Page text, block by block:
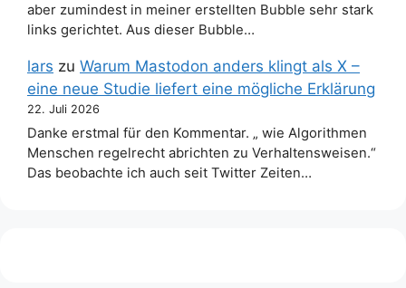
aber zumindest in meiner erstellten Bubble sehr stark
links gerichtet. Aus dieser Bubble…
lars zu Warum Mastodon anders klingt als X –
eine neue Studie liefert eine mögliche Erklärung
22. Juli 2026
Danke erstmal für den Kommentar. „ wie Algorithmen
Menschen regelrecht abrichten zu Verhaltensweisen.“
Das beobachte ich auch seit Twitter Zeiten…